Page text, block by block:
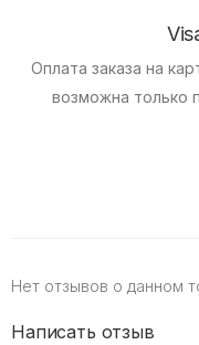
Оплата заказа на
возможна только
Нет отзывов о данном
Написать отзыв